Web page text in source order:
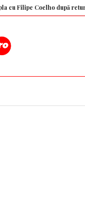
Coelho după returul cu